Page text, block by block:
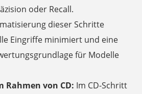
oder Recall.
dieser Schritte
Eingriffe minimiert und eine
für Modelle
Rahmen von CD: Im CD-Schritt